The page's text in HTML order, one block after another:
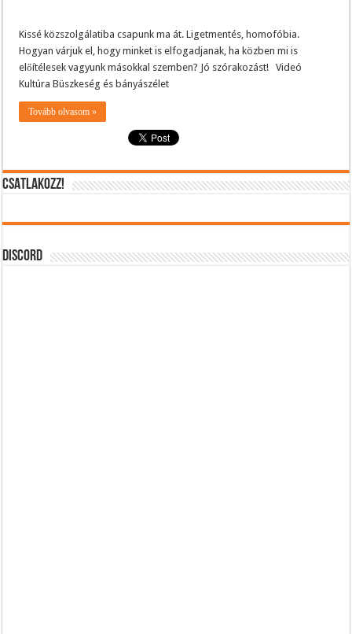
Kissé közszolgálatiba csapunk ma át. Ligetmentés, homofóbia.
Hogyan várjuk el, hogy minket is elfogadjanak, ha közben mi is
előítélesek vagyunk másokkal szemben? Jó szórakozást! Videó
Kultúra Büszkeség és bányászélet
Tovább olvasom »
CSATLAKOZZ!
DISCORD